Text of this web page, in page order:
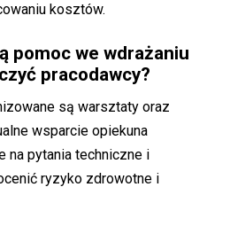
kosztów.
pomoc we wdrażaniu
pracodawcy?
są warsztaty oraz
wsparcie opiekuna
na pytania techniczne i
ryzyko zdrowotne i